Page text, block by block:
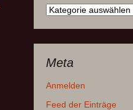
Kategorien
Meta
Anmelden
Feed der Einträge